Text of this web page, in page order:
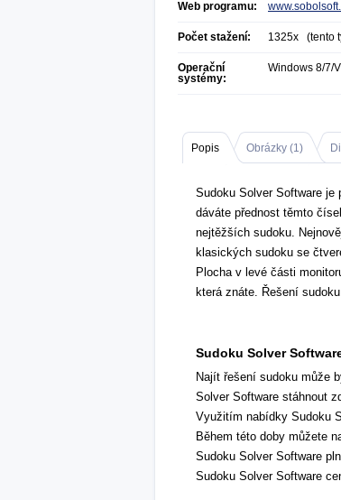
Web programu:
Počet stažení: 1325x (tento
Operační
systémy:
Windows 8/7/
Popis Obrázky (1)
Sudoku Solver Software je
dáváte přednost těmto
nejtěžších sudoku.
klasických sudoku se
Plocha v levé části
která znáte. Řešení
Sudoku Solver
Najít řešení sudoku může
Solver Software stáhnout
Využitím nabídky Sudoku
Během této doby můžete
Sudoku Solver Software
Sudoku Solver Software